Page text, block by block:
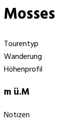
Mosses
Tourentyp
Wanderung
Höhenprofil
m ü.M
Notizen